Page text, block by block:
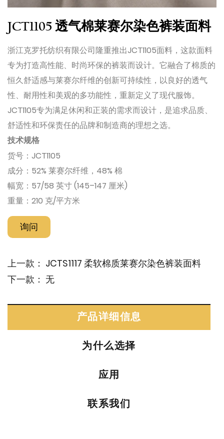
JCT1105 透气棉莱赛尔染色裤装面料
浙江克罗托纺织有限公司隆重推出JCT1105面料，这款面料
专为打造高性能、时尚环保的裤装而设计。它融合了棉质的
恒久舒适感与莱赛尔纤维的创新可持续性，以良好的透气
性、耐用性和美观的多功能性，重新定义了现代服饰。
JCT1105专为满足休闲和正装的需求而设计，是追求品质、
舒适性和环保责任的品牌和制造商的理想之选。
技术规格
货号：JCT1105
成分：52% 莱赛尔纤维，48% 棉
幅宽：57/58 英寸 (145–147 厘米)
重量：210 克/平方米
询问
上一款： JCTS1117 柔软棉质莱赛尔染色裤装面料
下一款： 无
产品详细信息
为什么选择
应用
联系我们